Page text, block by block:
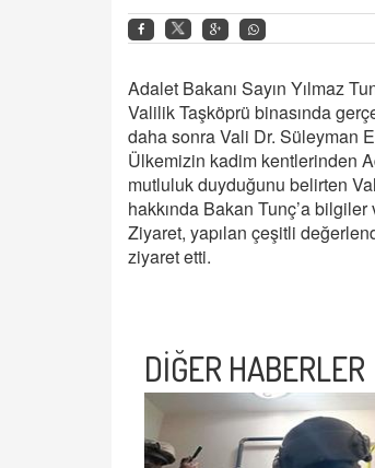
Adalet Bakanı Sayın Yılmaz
Valilik Taşköprü binasında
daha sonra Vali Dr. Süleyman
Ülkemizin kadim kentlerinden
mutluluk duyduğunu belirten
hakkında Bakan Tunç’a bilgiler
Ziyaret, yapılan çeşitli
ziyaret etti.
DİĞER HABERLER